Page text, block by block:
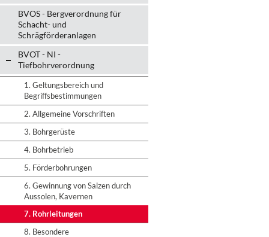
BVOS - Bergverordnung für
Schacht- und
Schrägförderanlagen
BVOT - NI -
Tiefbohrverordnung
1. Geltungsbereich und
Begriffsbestimmungen
2. Allgemeine Vorschriften
3. Bohrgerüste
4. Bohrbetrieb
5. Förderbohrungen
6. Gewinnung von Salzen durch
Aussolen, Kavernen
7. Rohrleitungen
8. Besondere